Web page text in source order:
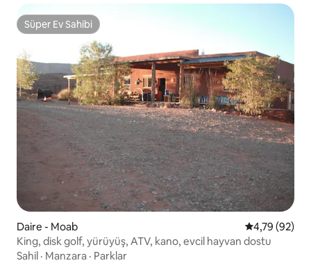
Süper Ev Sahibi
Süper Ev Sahibi
Daire - Moab 5 üzerinden
4,79 (92)
King, disk golf, yürüyüş, ATV, kano, evcil hayvan dostu
Sahil · Manzara · Parklar